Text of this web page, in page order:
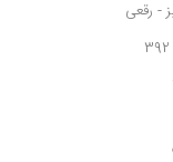
- رقعی